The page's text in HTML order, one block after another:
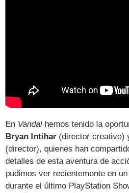
En Vandal hemos tenido la
Bryan Intihar (director creativo)
(director), quienes han
detalles de esta aventura de
pudimos ver recientemente en
durante el último PlayStation